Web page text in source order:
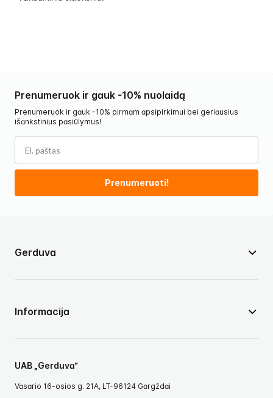
UAB „Gerduva“
Vasario 16-osios g. 21A, LT-96124 Gargždai
Gerduva
Informacija
Prenumeruok ir gauk -10% nuolaidą
Prenumeruok ir gauk -10% pirmam apsipirkimui bei geriausius
išankstinius pasiūlymus!
Prenumeruoti!